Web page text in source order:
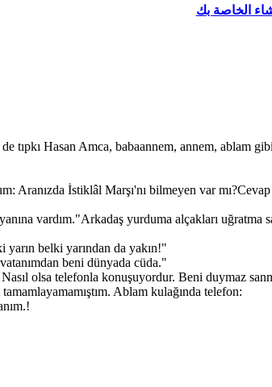
tıpkı Hasan Amca, babaannem, annem, ablam
Aranızda İstiklâl Marşı'nı bilmeyen var
vardım."Arkadaş yurduma alçakları uğratma
belki yarından da yakın!"
beni dünyada cüda."
olsa telefonla konuşuyordur. Beni duymaz
Ablam kulağında telefon: